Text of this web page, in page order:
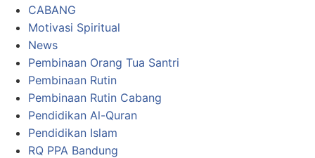
CABANG
Motivasi Spiritual
News
Pembinaan Orang Tua Santri
Pembinaan Rutin
Pembinaan Rutin Cabang
Pendidikan Al-Quran
Pendidikan Islam
RQ PPA Bandung